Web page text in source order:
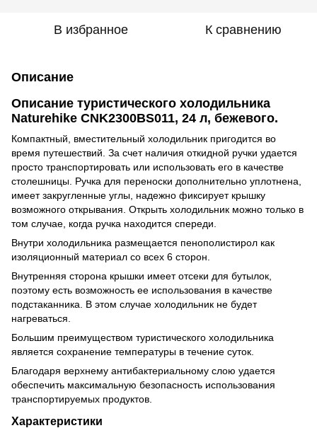
В избранное К сравнению
Описание
Описание туристического холодильника
Naturehike CNK2300BS011, 24 л, бежевого.
Компактный, вместительный холодильник пригодится во
время путешествий. За счет наличия откидной ручки удается
просто транспортировать или использовать его в качестве
столешницы. Ручка для переноски дополнительно уплотнена,
имеет закругленные углы, надежно фиксирует крышку
возможного открывания. Открыть холодильник можно только в
том случае, когда ручка находится спереди.
Внутри холодильника размещается пенополистирол как
изоляционный материал со всех 6 сторон.
Внутренняя сторона крышки имеет отсеки для бутылок,
поэтому есть возможность ее использования в качестве
подстаканника. В этом случае холодильник не будет
нагреваться.
Большим преимуществом туристического холодильника
является сохранение температуры в течение суток.
Благодаря верхнему антибактериальному слою удается
обеспечить максимальную безопасность использования
транспортируемых продуктов.
Характеристики